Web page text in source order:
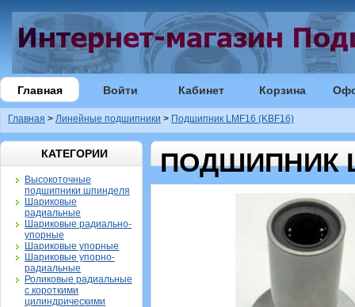
Главная Войти Кабинет Корзина
Главная > Линейные подшипники > Подшипник LMF16 (KBF16)
КАТЕГОРИИ
Высокоточные
подшипники шпинделя
Шариковые
радиальные
Шариковые радиально-
упорные
Шариковые упорные
Шариковые упорно-
радиальные
Роликовые радиальные
с короткими
цилиндрическими
ПОДШИПНИК